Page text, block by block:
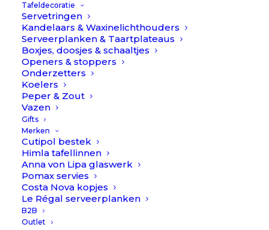
Tafeldecoratie
Servetringen
Kandelaars & Waxinelichthouders
Serveerplanken & Taartplateaus
Boxjes, doosjes & schaaltjes
Openers & stoppers
Onderzetters
Koelers
Peper & Zout
Vazen
Gifts
Merken
Cutipol bestek
Himla tafellinnen
Anna von Lipa glaswerk
Pomax servies
Costa Nova kopjes
Le Régal serveerplanken
B2B
Outlet
BESCHRIJVING EXTRA INFORMATIE
REVIEWS
Bestekhouder // Cutipol
Bestekhouder // Cutipol is werkelijk een beauty… Hoe
cool is het om dit gave houdertje te stylen op tafel
naast het bord? Wow, echt hier steel je toch de show
mee?
Je legt de premium RVS (met of zonder 24K verguld)
houder naast het bord neer en legt daar het bestek op.